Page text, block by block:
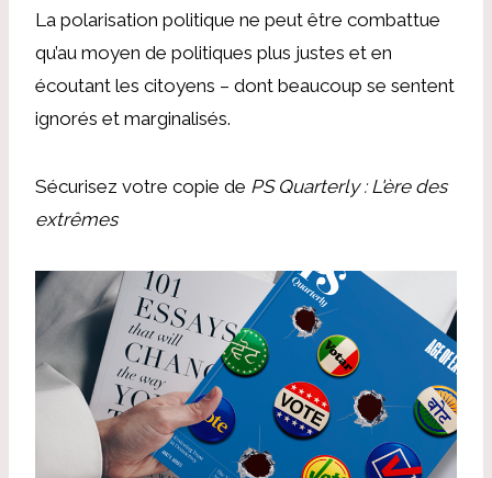
La polarisation politique ne peut être combattue
qu’au moyen de politiques plus justes et en
écoutant les citoyens – dont beaucoup se sentent
ignorés et marginalisés.
Sécurisez votre copie de PS Quarterly : L'ère des
extrêmes